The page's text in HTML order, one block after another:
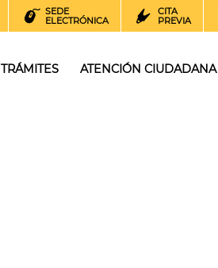
SEDE
ELECTRÓNICA
CITA
PREVIA
TRÁMITES ATENCIÓN CIUDADANA